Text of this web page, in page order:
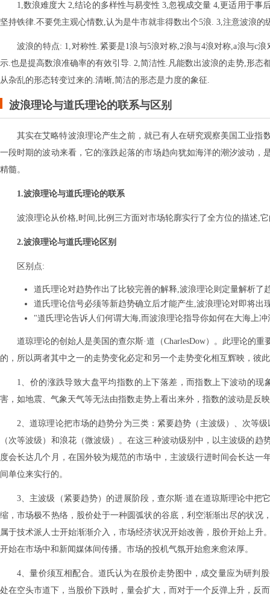
1,数浪难度大 2,结论的多样性与易变性 3,忽视成交量 4,更适用于
坚持铁律.不要凭主观心情数,认为是牛市就非得数出个5浪. 3,注意波浪
波浪的特点: 1,对称性.紧要是1浪与5浪对称,2浪与4浪对称,a浪与c
示.也是提高数浪准确率的有效引导. 2,简洁性.凡能数出波浪的走势,形
从杂乱的形态转变过来的.清晰,简洁的形态是力度的象征.
波浪理论与道氏理论的联系与区别
其实在艾略特波浪理论产生之前，就已有人在研究观察美国工业
一段时期的波动来看，它的涨跌起落的市场趋向犹如海洋的潮汐波动
精髓。
1.波浪理论与道氏理论的联系
波浪理论从价格,时间,比例三方面对市场轮廓实行了全方位的描述,
2.波浪理论与道氏理论区别
区别点:
道氏理论对趋势作出了比较完善的解释,波浪理论则定量解析
道氏理论信号必须等新趋势确立后才能产生,波浪理论对即将出
"道氏理论告诉人们何谓大海,而波浪理论指导你如何在大海上冲
道琼理论的创始人是美国的查尔斯·道（CharlesDow）。此理论的
的，所以两者其中之一的走势变化必定和另一个走势变化相互辉映，彼
1、价的涨跌导致大盘平均指数的上下落差，而指数上下波动的
害，如地震、气象天气等无法由指数走势上看出来外，指数的波动是反
2、道琼理论把市场的趋势分为三类：紧要趋势（主波级）、次等
（次等波级）和浪花（微波级）。在这三种波动级别中，以主波级的
度会长达几个月，在国外较为规范的市场中，主波级行进时间会长达
间单位来实行的。
3、主波级（紧要趋势）的进展阶段，查尔斯·道在道琼斯理论中
缩，市场极不热络，股价处于一种圆弧状的谷底，利空渐渐出尽的状
属于技术派人士开始渐渐介入，市场经济状况开始改善，股价开始上
开始在市场中和新闻媒体间传播。市场的投机气氛开始愈来愈浓厚。
4、量价须互相配合。道氏认为在股价走势图中，成交量应为研判
处在空头市道下，当股价下跌时，量会扩大，而对于一个反弹上升，反